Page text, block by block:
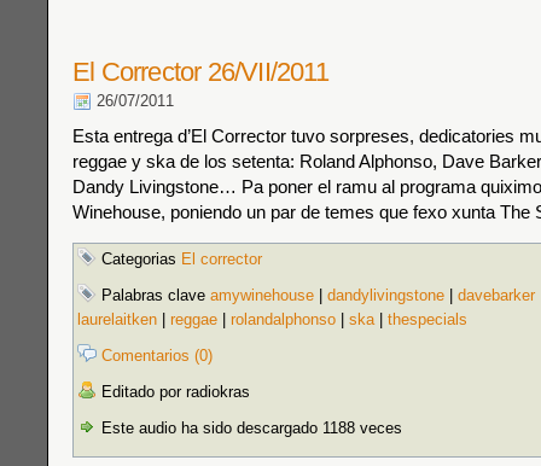
El Corrector 26/VII/2011
26/07/2011
Esta entrega d’El Corrector tuvo sorpreses, dedicatories
reggae y ska de los setenta: Roland Alphonso, Dave
Dandy Livingstone… Pa poner el ramu al programa
Winehouse, poniendo un par de temes que fexo xunta The
Categorias El corrector
Palabras clave amywinehouse dandylivingstone davebarker
laurelaitken
reggae rolandalphonso ska| thespecials
Comentarios (0)
Editado por radiokras
Este audio ha sido descargado 1188 veces